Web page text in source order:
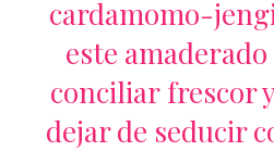
cardamomo-
este
conciliar frescor
dejar de seducir